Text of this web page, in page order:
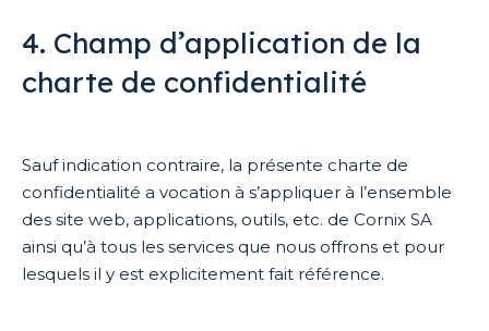
4. Champ d’application de la
charte de confidentialité
Sauf indication contraire, la présente charte de
confidentialité a vocation à s’appliquer à l’ensemble
des site web, applications, outils, etc. de Cornix SA
ainsi qu’à tous les services que nous offrons et pour
lesquels il y est explicitement fait référence.